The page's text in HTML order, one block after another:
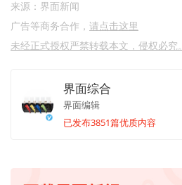
来源：界面新闻
广告等商务合作， 请点击这里
未经正式授权严禁转载本文，侵权必究。
界面综合
界面编辑
已发布3851篇优质内容